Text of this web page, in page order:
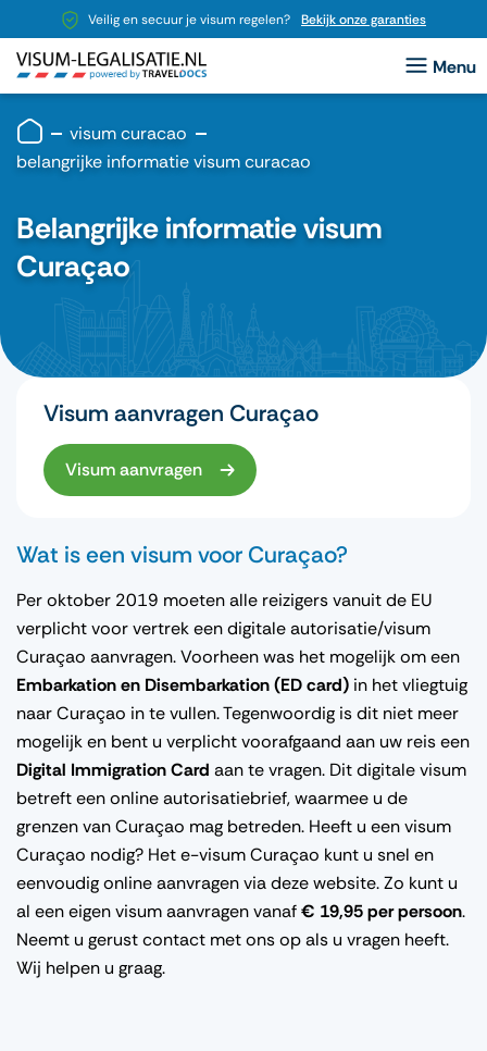
Veilig en secuur je visum regelen? Bekijk onze garanties
visum curacao
belangrijke informatie visum curacao
Belangrijke informatie visum
Curaçao
Visum aanvragen Curaçao
Visum aanvragen
Wat is een visum voor Curaçao?
Per oktober 2019 moeten alle reizigers vanuit de EU
verplicht voor vertrek een digitale autorisatie/visum
Curaçao aanvragen. Voorheen was het mogelijk om een
Embarkation en Disembarkation (ED card) in het vliegtuig
naar Curaçao in te vullen. Tegenwoordig is dit niet meer
mogelijk en bent u verplicht voorafgaand aan uw reis een
Digital Immigration Card aan te vragen. Dit digitale visum
betreft een online autorisatiebrief, waarmee u de
grenzen van Curaçao mag betreden. Heeft u een visum
Curaçao nodig? Het e-visum Curaçao kunt u snel en
eenvoudig online aanvragen via deze website. Zo kunt u
al een eigen visum aanvragen vanaf€ 19,95 per persoon.
Neemt u gerust contact met ons op als u vragen heeft.
Wij helpen u graag.